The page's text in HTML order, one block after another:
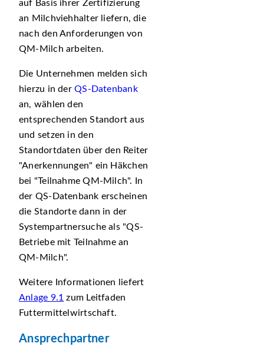
auf Basis ihrer Zertifizierung
an Milchviehhalter liefern, die
nach den Anforderungen von
QM-Milch arbeiten.
Die Unternehmen melden sich
hierzu in derQS-Datenbank
an, wählen den
entsprechenden Standort aus
und setzen in den
Standortdaten über den Reiter
Anerkennungen
ein Häkchen
bei
Teilnahme QM-Milch . In
der QS-Datenbank erscheinen
die Standorte dann in der
Systempartnersuche als
QS-
Betriebe mit Teilnahme an
QM-Milch .
Weitere Informationen liefert
Anlage 9.1 zum Leitfaden
Futtermittelwirtschaft.
Ansprechpartner